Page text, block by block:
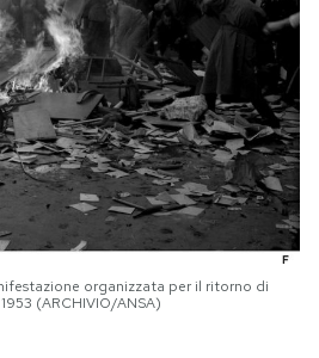
organizzata per il ritorno di
(ARCHIVIO/ANSA)